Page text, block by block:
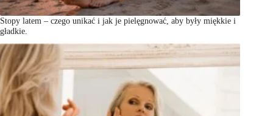
Stopy latem – czego unikać i jak je pielęgnować, aby były miękkie i
gładkie.